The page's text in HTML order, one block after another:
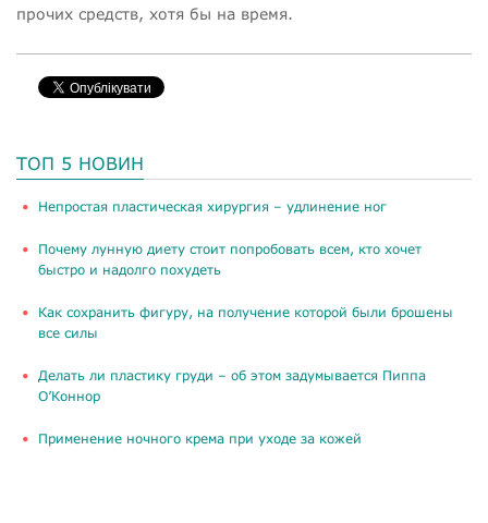
прочих средств, хотя бы на время.
ТОП 5 НОВИН
​Непростая пластическая хирургия – удлинение ног
Почему лунную диету стоит попробовать всем, кто хочет
быстро и надолго похудеть
Как сохранить фигуру, на получение которой были брошены
все силы
Делать ли пластику груди – об этом задумывается Пиппа
О’Коннор
Применение ночного крема при уходе за кожей